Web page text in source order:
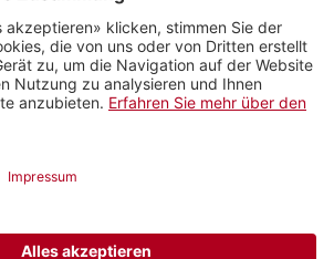
Up
more_horiz
Mine